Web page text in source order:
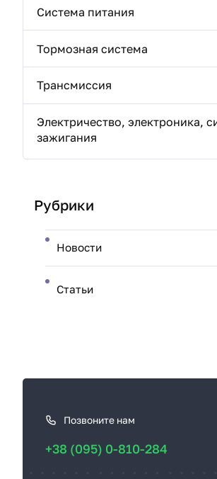
Система питания
Тормозная система
Трансмиссия
Электричество, электроника,
зажигания
Рубрики
Новости
Статьи
К
Позвоните нам
+38 (095) 0-810-284